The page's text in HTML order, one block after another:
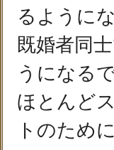
るように
既婚者同
うになる
ほとんど
トのため